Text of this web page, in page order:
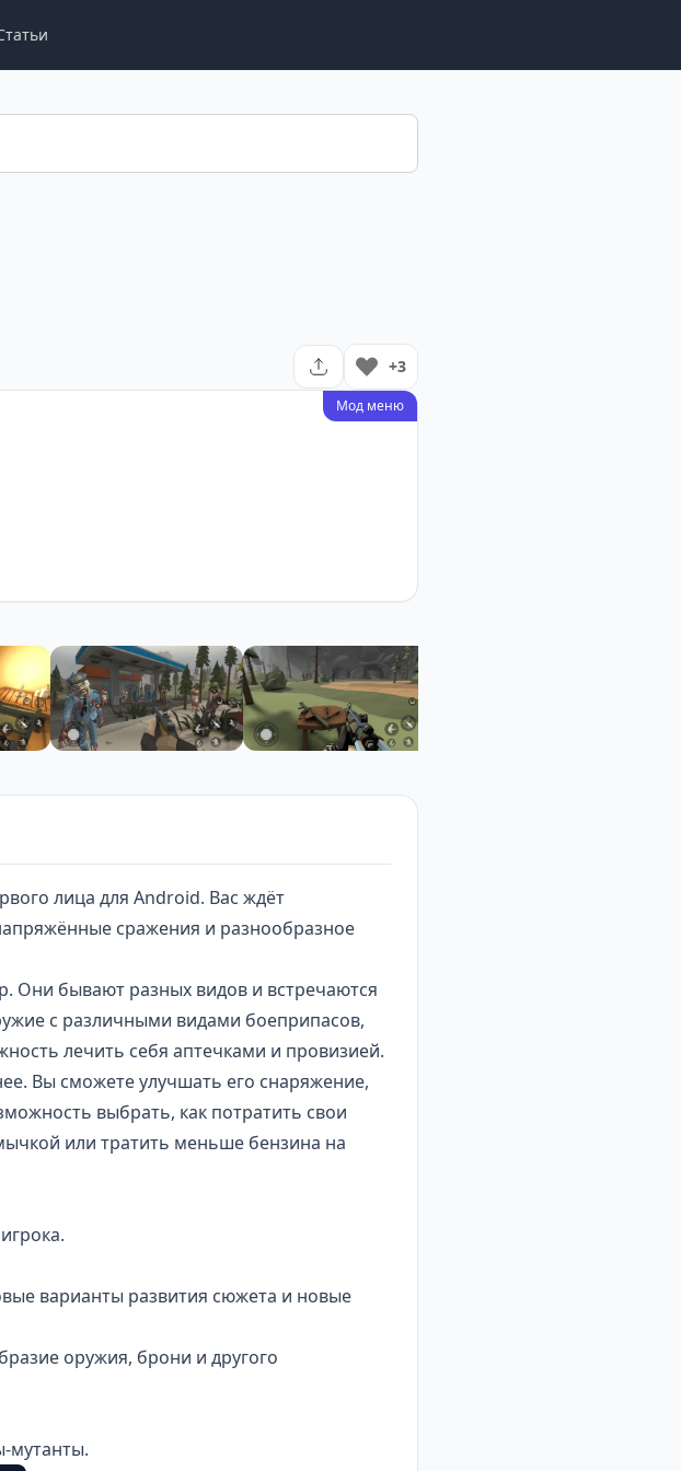
+3
Мод меню
лица для Android. Вас ждёт
сражения и разнообразное
Они бывают разных видов и встречаются
с различными видами боеприпасов,
лечить себя аптечками и провизией.
Вы сможете улучшать его снаряжение,
выбрать, как потратить свои
или тратить меньше бензина на
варианты развития сюжета и новые
оружия, брони и другого
мутанты.